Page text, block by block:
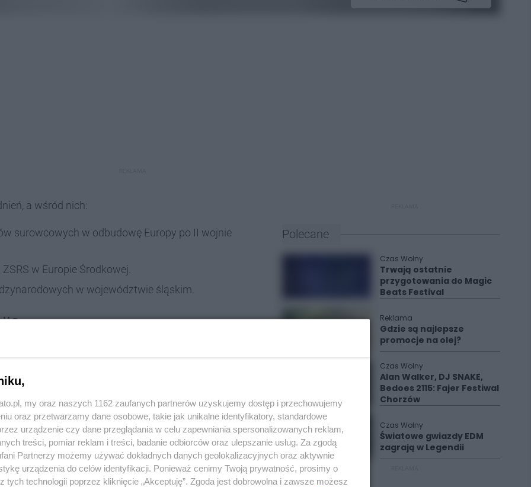
a wśród nich:
surowcowych w odbudowę Europy po II wojnie
w Europie Środkowej.
w województwie śląskim.
i Solidarności): Analiza ewolucji polityki sowieckiej
Europie Środkowej w latach 1944–1945.
UŚ): Znaczenie górnośląskiego węgla w
komunistycznej.
w Warszawie/IPN Katowice): Wpływ powstania
na Górnym Śląsku.
Polecane
Czas Wolny
Trwają ostatnie
przygotowania do Magic
Beats Festival
Reklama
Gdzie są najlepsze
promocje na olej?
Czas Wolny
Alan Walker, DJ SNAKE,
Bedoes 2115: Fajer Festiwal
Chorzów
Czas Wolny
Światowe gwiazdy EDM
zagrają w Legendii
my oraz naszych 1162 zaufanych partnerów uzyskujemy dostęp i przechowujemy
oraz przetwarzamy dane osobowe, takie jak unikalne identyfikatory, standardowe
urządzenie czy dane przeglądania w celu zapewniania spersonalizowanych reklam,
treści, pomiar reklam i treści, badanie odbiorców oraz ulepszanie usług. Za zgodą
Partnerzy możemy używać dokładnych danych geolokalizacyjnych oraz aktywnie
urządzenia do celów identyfikacji. Ponieważ cenimy Twoją prywatność, prosimy o
tych technologii poprzez kliknięcie „Akceptuję”. Zgoda jest dobrowolna i zawsze możesz